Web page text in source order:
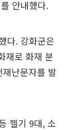
안내했다.
다. 강화군은
재로 화재 분
난문자를 발
헬기 9대, 소